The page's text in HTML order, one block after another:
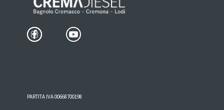
PARTITA IVA 00668700198